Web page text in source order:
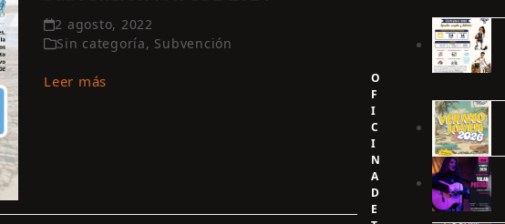
2 agosto, 2022
Sin categoría, Subvención
Leer más
O
F
I
C
I
N
A
D
E